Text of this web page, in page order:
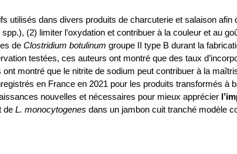
utilisés dans divers produits de charcuterie et salaison
spp.), (2) limiter l’oxydation et contribuer à la couleur et au
de Clostridium botulinum groupe II type B durant la
testées, ces auteurs ont montré que des taux
ont montré que le nitrite de sodium peut contribuer à la
en France en 2021 pour les produits transformés à
nouvelles et nécessaires pour mieux apprécier
de L. monocytogenes dans un jambon cuit tranché modèle